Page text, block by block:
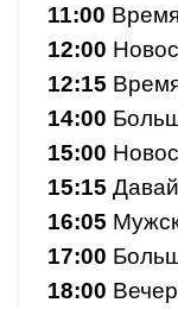
11:00
12:00
12:15
14:00
15:00
15:15
16:05
17:00
18:00